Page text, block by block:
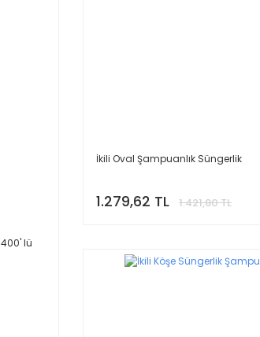
İkili Oval Şampuanlık Süngerlik
1.279,62 TL 1.421,80 TL